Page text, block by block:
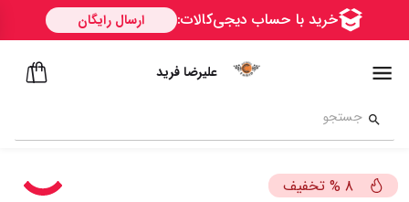
علیرضا فرید
8
% تخفیف